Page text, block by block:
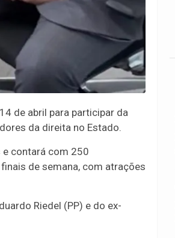
de abril para participar da
da direita no Estado.
e contará com 250
de semana, com atrações
Riedel (PP) e do ex-